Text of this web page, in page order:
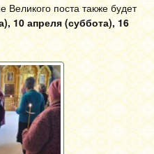
Великого поста также будет
10 апреля (суббота), 16